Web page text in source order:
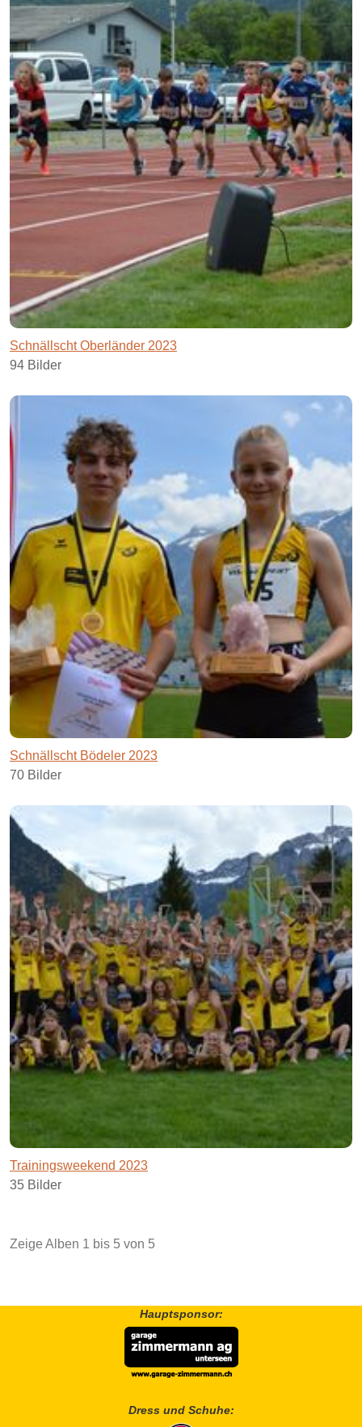
Schnällscht Oberländer 2023
94 Bilder
Schnällscht Bödeler 2023
70 Bilder
Trainingsweekend 2023
35 Bilder
Zeige Alben 1 bis 5 von 5
Hauptsponsor:
Dress und Schuhe: